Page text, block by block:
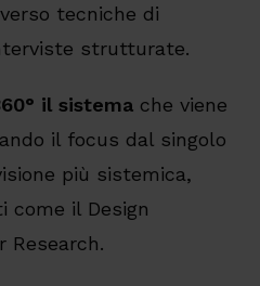
tecniche di
strutturate.
il sistemache viene
il focus dal singolo
più sistemica,
come il Design
Research.